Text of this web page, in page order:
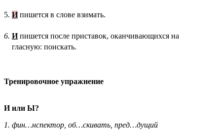
5. Ипишется в слове взимать.
6. Ипишется после приставок, оканчивающихся на
гласную: поискать.
Тренировочное упражнение
И или Ы?
1. фин…нспектор, об…скивать, пред…дущий